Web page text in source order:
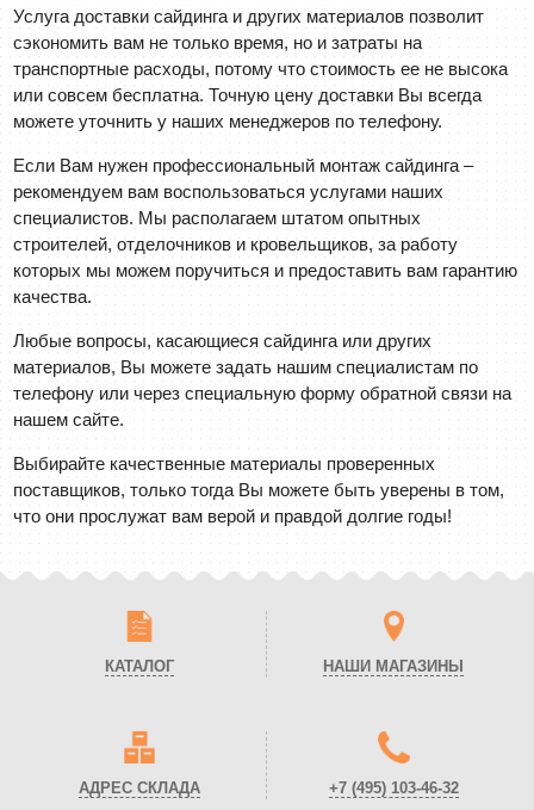
Услуга доставки сайдинга и других материалов позволит
сэкономить вам не только время, но и затраты на
транспортные расходы, потому что стоимость ее не высока
или совсем бесплатна. Точную цену доставки Вы всегда
можете уточнить у наших менеджеров по телефону.
Если Вам нужен профессиональный монтаж сайдинга –
рекомендуем вам воспользоваться услугами наших
специалистов. Мы располагаем штатом опытных
строителей, отделочников и кровельщиков, за работу
которых мы можем поручиться и предоставить вам гарантию
качества.
Любые вопросы, касающиеся сайдинга или других
материалов, Вы можете задать нашим специалистам по
телефону или через специальную форму обратной связи на
нашем сайте.
Выбирайте качественные материалы проверенных
поставщиков, только тогда Вы можете быть уверены в том,
что они прослужат вам верой и правдой долгие годы!
КАТАЛОГ НАШИ МАГАЗИНЫ
АДРЕС СКЛАДА +7 (495)103-46-32